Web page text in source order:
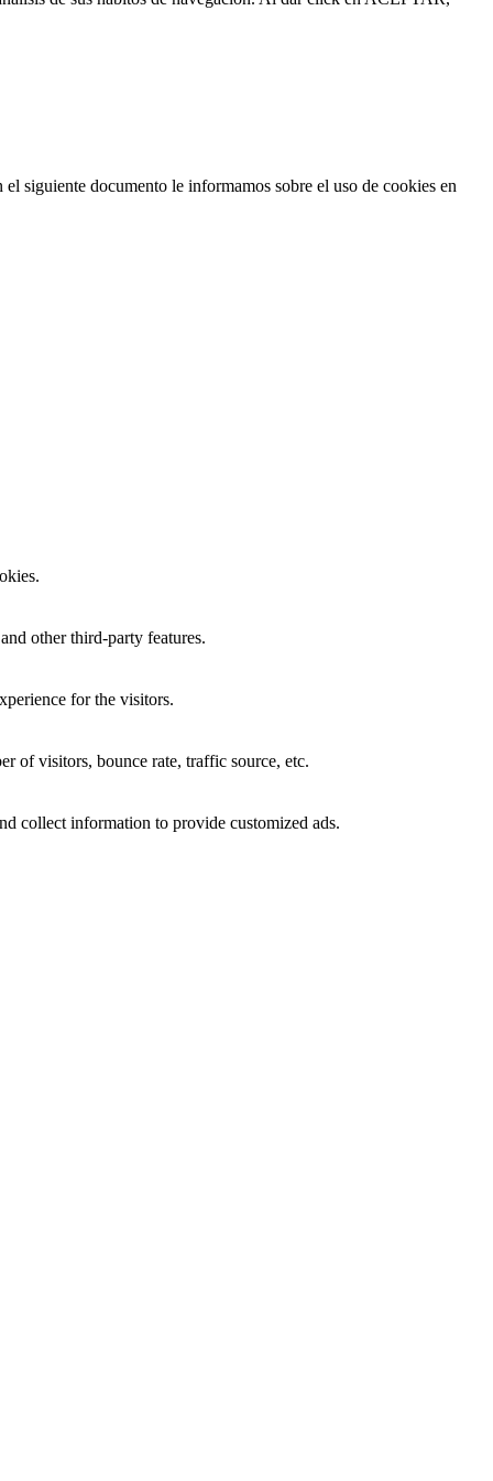
siguiente documento le informamos sobre el uso de cookies en
other third-party features.
for the visitors.
of visitors, bounce rate, traffic source, etc.
collect information to provide customized ads.